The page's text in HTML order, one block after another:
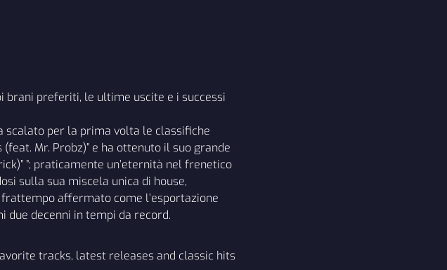
brani preferiti, le ultime uscite e i successi
scalato per la prima volta le classifiche
Mr. Probz)” e ha ottenuto il suo grande
”; praticamente un’eternità nel frenetico
sulla sua miscela unica di house,
affermato come l’esportazione
due decenni in tempi da record.
tracks, latest releases and classic hits